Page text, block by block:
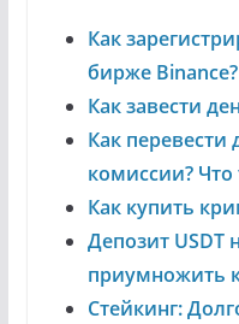
Как
бирже Binance?
Как завести
Как перевести
комиссии? Что
Как купить
Депозит USDT
приумножить
Стейкинг: